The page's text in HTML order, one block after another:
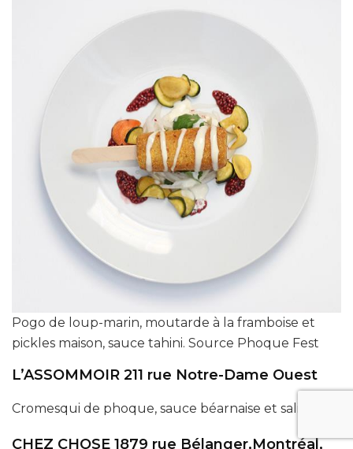
Pogo de loup-marin, moutarde à la framboise et
pickles maison, sauce tahini. Source Phoque Fest
L’ASSOMMOIR 211 rue Notre-Dame Ouest
Cromesqui de phoque, sauce béarnaise et salicorne
CHEZ CHOSE 1879 rue Bélanger,Montréal,